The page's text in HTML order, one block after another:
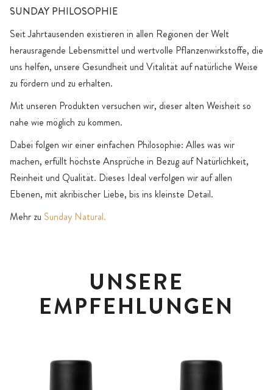
SUNDAY PHILOSOPHIE
Seit Jahrtausenden existieren in allen Regionen der Welt
herausragende Lebensmittel und wertvolle Pflanzenwirkstoffe, die
uns helfen, unsere Gesundheit und Vitalität auf natürliche Weise
zu fördern und zu erhalten.
Mit unseren Produkten versuchen wir, dieser alten Weisheit so
nahe wie möglich zu kommen.
Dabei folgen wir einer einfachen Philosophie: Alles was wir
machen, erfüllt höchste Ansprüche in Bezug auf Natürlichkeit,
Reinheit und Qualität. Dieses Ideal verfolgen wir auf allen
Ebenen, mit akribischer Liebe, bis ins kleinste Detail.
Mehr zu Sunday Natural.
UNSERE
EMPFEHLUNGEN